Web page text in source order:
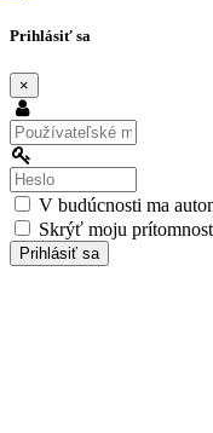
Prihlásiť sa
×
Používateľské
meno:
Heslo:
V budúcnosti ma
Skrýť moju